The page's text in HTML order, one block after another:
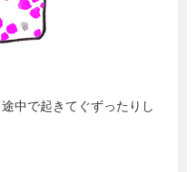
中で起きてぐずったりし